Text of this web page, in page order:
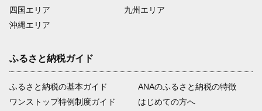
四国エリア
沖縄エリア
九州エリア
ふるさと納税ガイド
ふるさと納税の基本ガイド
ワンストップ特例制度ガイド
ANAのふるさと納税の特徴
はじめての方へ